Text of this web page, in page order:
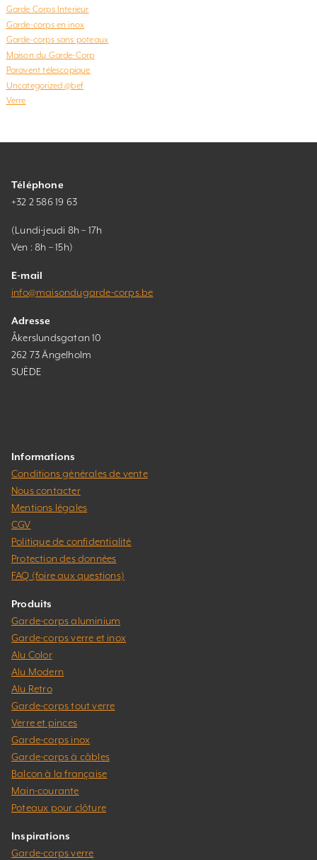
Garde Corps Interieur
Garde-corps en inox
Garde-corps sans poteaux
Maison du Garde-Corp
Paravent télescopique
Uncategorized @bef
Verre
Téléphone
+32 2 586 19 63
(Lundi-jeudi 8h – 17h
Ven : 8h – 15h)
E-mail
info@maisondugarde-corps.be
Adresse
Åkerslundsgatan 10
262 73 Ängelholm
SUÈDE
Informations
Conditions générales de vente
Nous contacter
Mentions légales
CGV
Politique de confidentialité
Protection des données
FAQ (foire aux questions)
Produits
Garde-corps aluminium
Garde-corps verre et inox
Alu Color
Alu Modern
Alu Retro
Garde-corps tout verre
Verre et pinces
Garde-corps inox
Garde-corps à câbles
Balcon à la française
Main-courante
Poteaux pour clôture
Inspirations
Garde-corps verre